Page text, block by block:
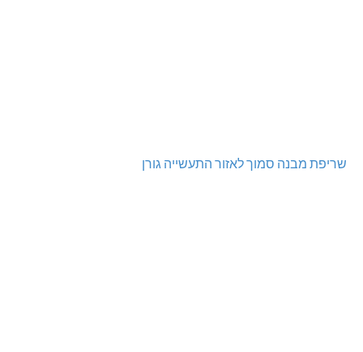
שריפת מבנה סמוך לאזור התעשייה גורן